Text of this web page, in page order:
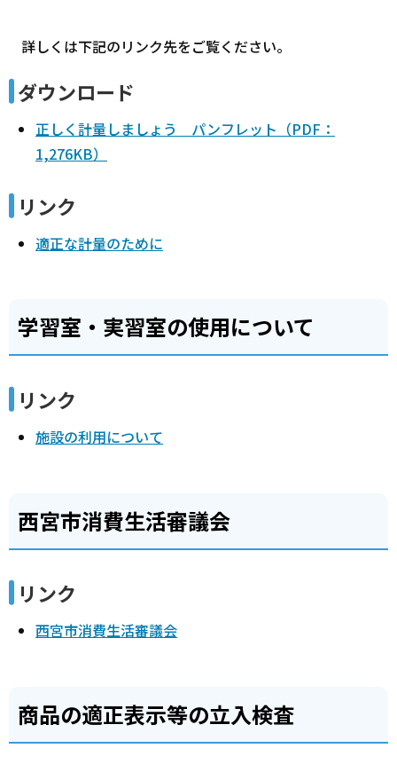
詳しくは下記のリンク先をご覧ください。
ダウンロード
正しく計量しましょう パンフレット（PDF：
1,276KB）
リンク
適正な計量のために
学習室・実習室の使用について
リンク
施設の利用について
西宮市消費生活審議会
リンク
西宮市消費生活審議会
商品の適正表示等の立入検査